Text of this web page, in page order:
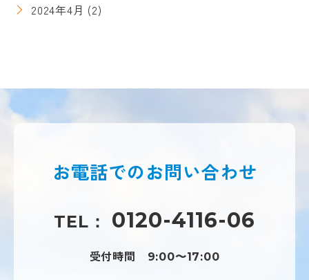
2024年4月 (2)
お電話でのお問い合わせ
TEL： 0120-4116-06
受付時間 9:00〜17:00